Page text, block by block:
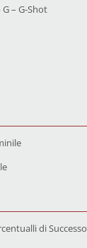
– G-Shot
di Successo